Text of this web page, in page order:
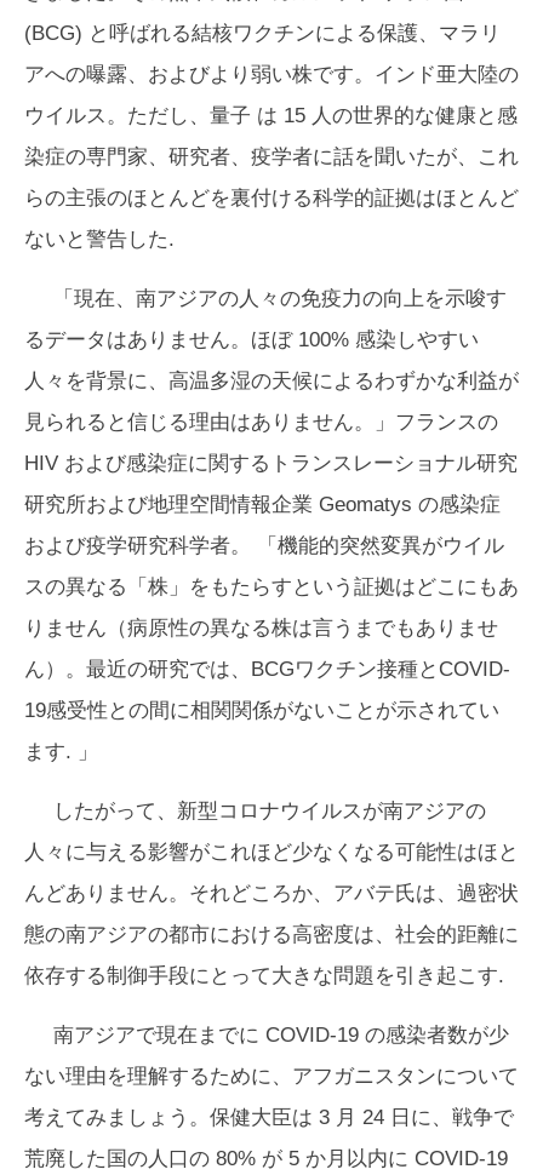
(BCG) と呼ばれる結核ワクチンによる保護、マラリ
アへの曝露、およびより弱い株です。インド亜大陸の
ウイルス。ただし、 量子 は 15 人の世界的な健康と感
染症の専門家、研究者、疫学者に話を聞いたが、これ
らの主張のほとんどを裏付ける科学的証拠はほとんど
ないと警告した.
「現在、南アジアの人々の免疫力の向上を示唆す
るデータはありません。ほぼ 100% 感染しやすい
人々を背景に、高温多湿の天候によるわずかな利益が
見られると信じる理由はありません。」フランスの
HIV および感染症に関するトランスレーショナル研究
研究所および地理空間情報企業 Geomatys の感染症
および疫学研究科学者。 「機能的突然変異がウイル
スの異なる「株」をもたらすという証拠はどこにもあ
りません（病原性の異なる株は言うまでもありませ
ん）。最近の研究では、BCGワクチン接種とCOVID-
19感受性との間に相関関係がないことが示されてい
ます. 」
したがって、新型コロナウイルスが南アジアの
人々に与える影響がこれほど少なくなる可能性はほと
んどありません。それどころか、アバテ氏は、過密状
態の南アジアの都市における高密度は、社会的距離に
依存する制御手段にとって大きな問題を引き起こす.
南アジアで現在までに COVID-19 の感染者数が少
ない理由を理解するために、アフガニスタンについて
考えてみましょう。保健大臣は 3 月 24 日に、戦争で
荒廃した国の人口の 80% が 5 か月以内に COVID-19